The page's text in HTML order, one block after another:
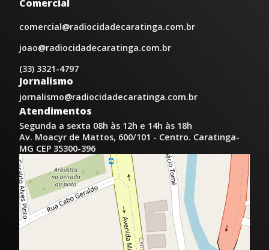
Comercial
comercial@radiocidadecaratinga.com.br
joao@radiocidadecaratinga.com.br
(33) 3321-4797
Jornalismo
jornalismo@radiocidadecaratinga.com.br
Atendimentos
Segunda a sexta 08h às 12h e 14h às 18h
Av. Moacyr de Mattos, 600/101 - Centro. Caratinga-
MG CEP 35300-396